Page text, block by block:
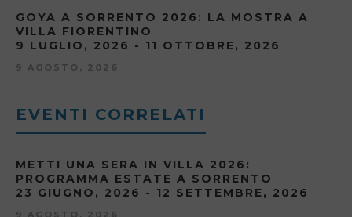
GOYA A SORRENTO 2026: LA MOSTRA A
VILLA FIORENTINO
9 LUGLIO, 2026 - 11 OTTOBRE, 2026
9 AGOSTO, 2026
EVENTI CORRELATI
METTI UNA SERA IN VILLA 2026:
PROGRAMMA ESTATE A SORRENTO
23 GIUGNO, 2026 - 12 SETTEMBRE, 2026